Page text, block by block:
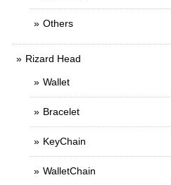
Others
Rizard Head
Wallet
Bracelet
KeyChain
WalletChain